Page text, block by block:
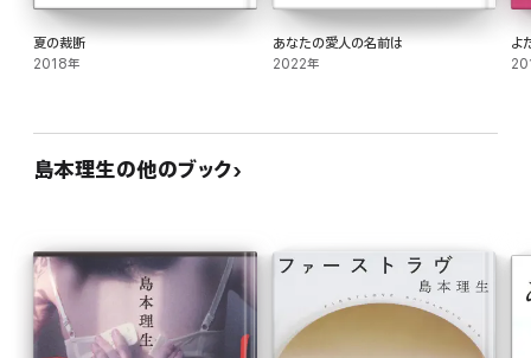
夏の裁断
2018年
あなたの愛人の名前は
2022年
よ
島本理生の他のブック